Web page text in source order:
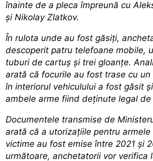
înainte de a pleca împreună cu
și Nikolay Zlatkov.
În rulota unde au fost găsiți,
descoperit patru telefoane mobile,
tuburi de cartuș și trei gloanțe.
arată că focurile au fost trase cu
în interiorul vehiculului a fost găsit
ambele arme fiind deținute legal de
Documentele transmise de
arată că a utorizațiile pentru
victimeau fost emise între 2021 și
următoare, anchetatorii vor verifica